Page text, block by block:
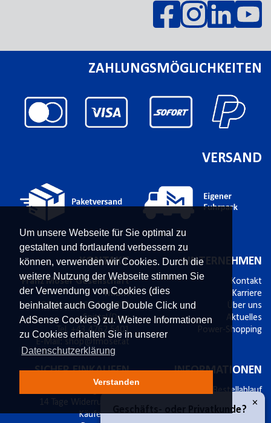
Um unsere Webseite für Sie optimal zu
gestalten und fortlaufend verbessern zu
können, verwenden wir Cookies. Durch die
weitere Nutzung der Webseite stimmen Sie
der Verwendung von Cookies (dies
beinhaltet auch Google Double Click und
AdSense Cookies) zu. Weitere Informationen
zu Cookies erhalten Sie in unserer
Datenschutzerklärung
Verstanden
ZAHLUNGSMÖGLICHKEITEN
VERSAND
KONTAKT
Franz Moser Gesellschaft
m.b.H
Bünkerstraße 44,9800
Spittal/Drau
Tel.
+43 4762 5401
E-Mail: shop@fmoser.at
UNTERNEHMEN
Kontakt
Karriere
Über uns
Aktuelles
Power-Shopping
SICHER EINKAUFEN
14 Tage Widerrufsrecht
Käuferschutz
INFORMATIONEN
Bestellablauf
Versand & Widerruf
Zahlungsmöglichkeiten
×
Geschäfts- oder Privatkunde?